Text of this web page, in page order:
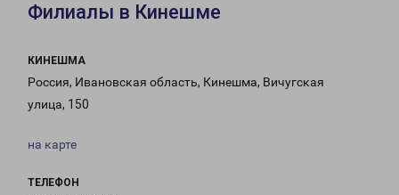
Филиалы в Кинешме
КИНЕШМА
Россия, Ивановская область, Кинешма, Вичугская
улица, 150
на карте
ТЕЛЕФОН